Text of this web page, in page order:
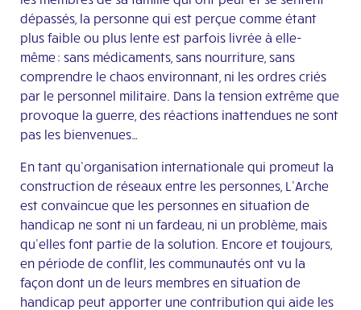
dépassés, la personne qui est perçue comme étant
plus faible ou plus lente est parfois livrée à elle-
même : sans médicaments, sans nourriture, sans
comprendre le chaos environnant, ni les ordres criés
par le personnel militaire. Dans la tension extrême que
provoque la guerre, des réactions inattendues ne sont
pas les bienvenues…
En tant qu’organisation internationale qui promeut la
construction de réseaux entre les personnes, L’Arche
est convaincue que les personnes en situation de
handicap ne sont ni un fardeau, ni un problème, mais
qu’elles font partie de la solution. Encore et toujours,
en période de conflit, les communautés ont vu la
façon dont un de leurs membres en situation de
handicap peut apporter une contribution qui aide les